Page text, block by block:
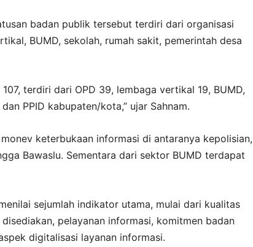
badan publik tersebut terdiri dari organisasi
BUMD, sekolah, rumah sakit, pemerintah desa
terdiri dari OPD 39, lembaga vertikal 19, BUMD,
PPID kabupaten/kota,” ujar Sahnam.
keterbukaan informasi di antaranya kepolisian,
Bawaslu. Sementara dari sektor BUMD terdapat
sejumlah indikator utama, mulai dari kualitas
pelayanan informasi, komitmen badan
digitalisasi layanan informasi.